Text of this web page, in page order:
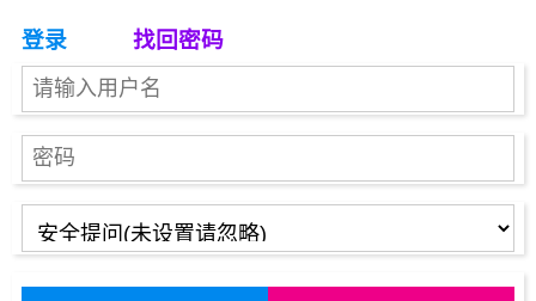
登录 找回密码